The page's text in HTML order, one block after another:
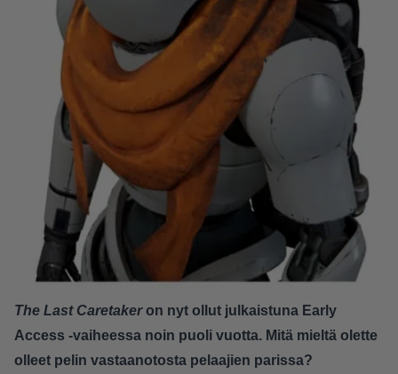
The Last Caretakeron nyt ollut julkaistuna Early
Access -vaiheessa noin puoli vuotta. Mitä mieltä olette
olleet pelin vastaanotosta pelaajien parissa?